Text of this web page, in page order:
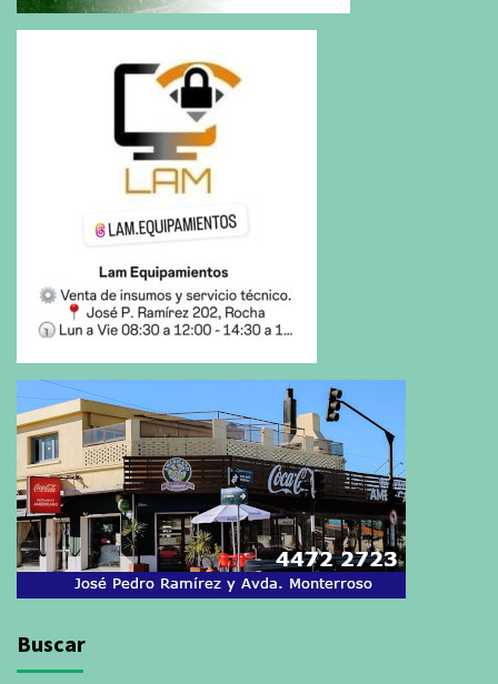
Buscar